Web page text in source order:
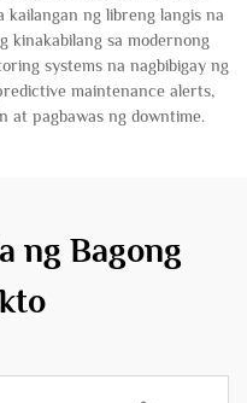
kailangan ng libreng langis na
kinakabilang sa modernong
systems na nagbibigay ng
maintenance alerts,
at pagbawas ng downtime.
ng Bagong